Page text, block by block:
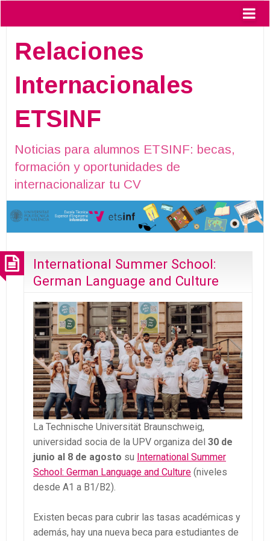
Relaciones
Internacionales
ETSINF
Noticias para alumnos ETSINF: becas,
formación y oportunidades de
internacionalizar tu CV
International Summer School:
German Language and Culture
La Technische Universität Braunschweig,
universidad socia de la UPV organiza del 30 de
junio al 8 de agosto su International Summer
School: German Language and Culture (niveles
desde A1 a B1/B2).
Existen becas para cubrir las tasas académicas y
además, hay una nueva beca para estudiantes de